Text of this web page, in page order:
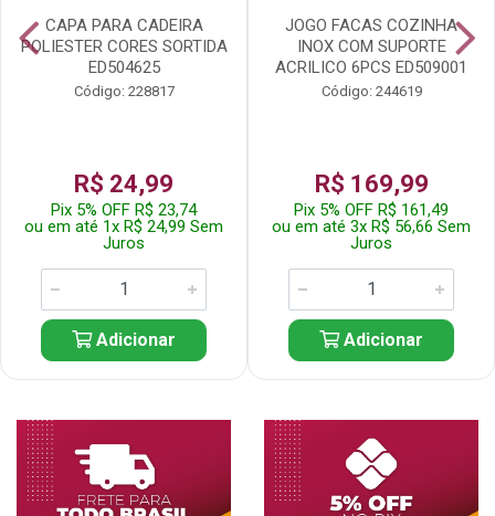
CAPA PARA CADEIRA
POLIESTER CORES SORTIDA
ED504625
Código: 228817
R$ 24,99
Pix 5% OFF R$ 23,74
ou em até 1x R$ 24,99 Sem
Juros
Adicionar
JOGO FACAS COZINHA
INOX COM SUPORTE
ACRILICO 6PCS ED509001
Código: 244619
R$ 169,99
Pix 5% OFF R$ 161,49
ou em até 3x R$ 56,66 Sem
Juros
Adicionar